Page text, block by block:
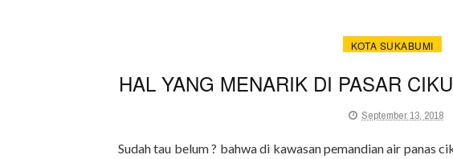
KOTA SUKABUMI
HAL YANG MENARIK DI PASAR
September 13, 2018
Sudah tau belum ? bahwa di kawasan pemandian air panas